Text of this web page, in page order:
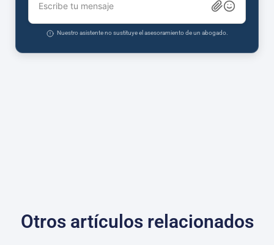
Escribe tu mensaje
Nuestro asistente no sustituye el asesoramiento de un abogado.
Otros artículos relacionados